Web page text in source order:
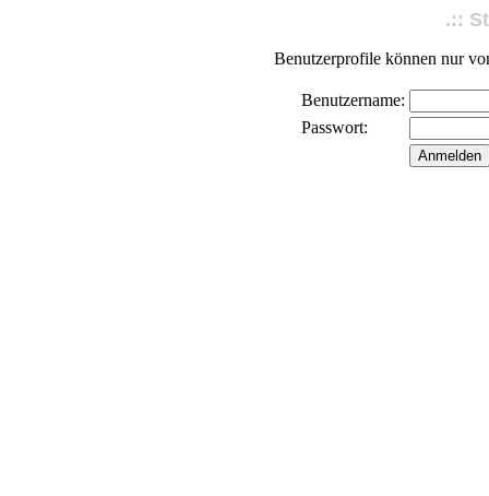
.::
Benutzerprofile können nur
Benutzername:
Passwort: